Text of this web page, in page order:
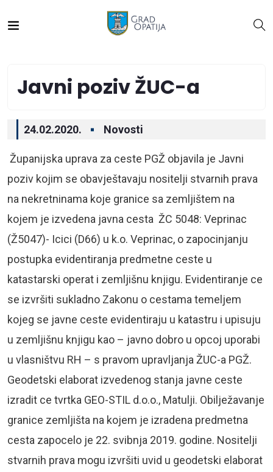
Javni poziv ŽUC-a
24.02.2020. Novosti
Županijska uprava za ceste PGŽ objavila je Javni
poziv kojim se obavještavaju nositelji stvarnih prava
na nekretninama koje granice sa zemljištem na
kojem je izvedena javna cesta ŽC 5048: Veprinac
(Ž5047)- Icici (D66) u k.o. Veprinac, o zapocinjanju
postupka evidentiranja predmetne ceste u
katastarski operat i zemljišnu knjigu. Evidentiranje ce
se izvršiti sukladno Zakonu o cestama temeljem
kojeg se javne ceste evidentiraju u katastru i upisuju
u zemljišnu knjigu kao – javno dobro u opcoj uporabi
u vlasništvu RH – s pravom upravljanja ŽUC-a PGŽ.
Geodetski elaborat izvedenog stanja javne ceste
izradit ce tvrtka GEO-STIL d.o.o., Matulji. Obilježavanje
granice zemljišta na kojem je izradena predmetna
cesta zapocelo je 22. svibnja 2019. godine. Nositelji
stvarnih prava mogu izvršiti uvid u geodetski elaborat